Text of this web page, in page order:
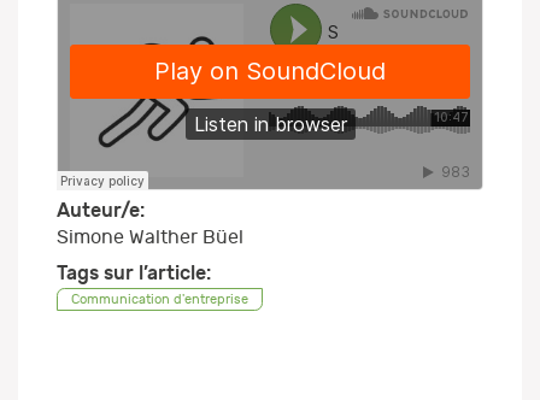
Auteur/e:
Simone Walther Büel
Tags sur l’article:
Communication d'entreprise